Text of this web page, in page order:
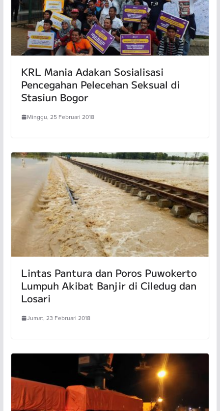
KRL Mania Adakan Sosialisasi
Pencegahan Pelecehan Seksual di
Stasiun Bogor
Minggu, 25 Februari 2018
Lintas Pantura dan Poros Puwokerto
Lumpuh Akibat Banjir di Ciledug dan
Losari
Jumat, 23 Februari 2018